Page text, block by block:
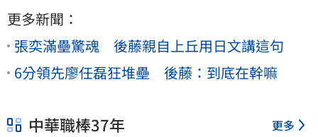
更多新聞：
張奕滿壘驚魂 後藤親自上丘用日文講這句
6分領先廖任磊狂堆壘 後藤：到底在幹嘛
中華職棒37年 更多